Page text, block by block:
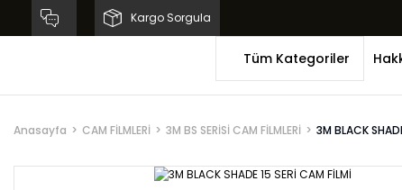
Kargo Sorgula
Tüm Kategoriler
Anasayfa CAM FİLMLERİ 3M BS SERİSİ CAM FİLMLERİ 3M BLACK